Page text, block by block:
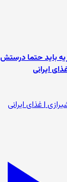
باید حتما درستش
ایرانی